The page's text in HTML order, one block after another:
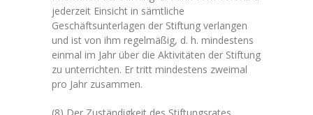
jederzeit Einsicht in sämtliche
Geschäftsunterlagen der Stiftung verlangen
und ist von ihm regelmäßig, d. h. mindestens
einmal im Jahr über die Aktivitäten der Stiftung
zu unterrichten. Er tritt mindestens zweimal
pro Jahr zusammen.